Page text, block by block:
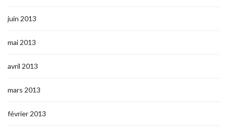
juin 2013
mai 2013
avril 2013
mars 2013
février 2013